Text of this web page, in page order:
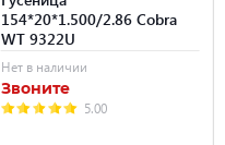
154*20*1.500/2.86 Cobra
WT 9322U
Нет в наличии
Звоните
5.00